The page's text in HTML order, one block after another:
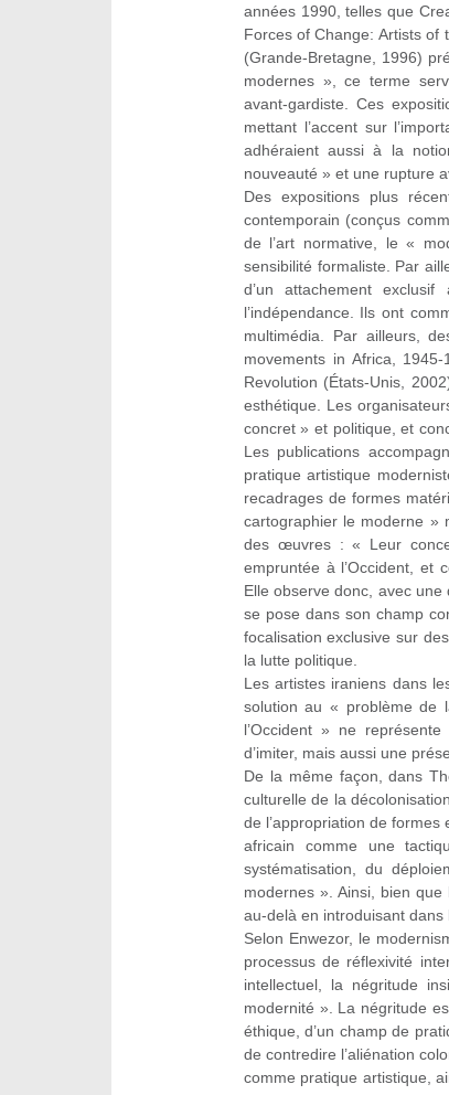
années 1990, telles que
Forces of Change: Artists of
(Grande-Bretagne, 1996)
modernes », ce terme
avant‑gardiste. Ces
mettant l’accent sur
adhéraient aussi à la
nouveauté » et une rupture
Des expositions plus
contemporain (conçus
de l’art normative, le «
sensibilité formaliste. Par
d’un attachement
l’indépendance. Ils ont
multimédia. Par ailleurs,
movements in Africa,
Revolution (États-Unis,
esthétique. Les
concret » et politique, et
Les publications
pratique artistique
recadrages de formes
cartographier le moderne »
des œuvres : « Leur
empruntée à l’Occident, et
Elle observe donc, avec
se pose dans son champ
focalisation exclusive sur
la lutte politique.
Les artistes iraniens dans
solution au « problème de
l’Occident » ne
d’imiter, mais aussi une
De la même façon, dans
culturelle de la
de l’appropriation de
africain comme une
systématisation, du
modernes ». Ainsi, bien
au-delà en introduisant dans
Selon Enwezor, le
processus de réflexivité
intellectuel, la négritude
modernité ». La négritude
éthique, d’un champ de
de contredire l’aliénation
comme pratique artistique,